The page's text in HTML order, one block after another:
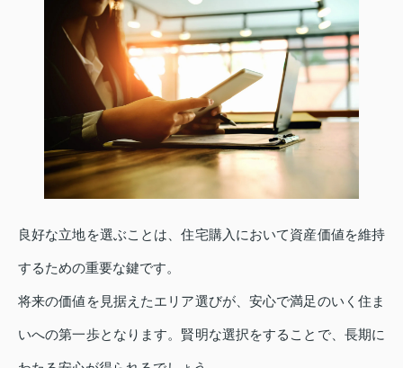
良好な立地を選ぶことは、住宅購入において資産価値を維持
するための重要な鍵です。
将来の価値を見据えたエリア選びが、安心で満足のいく住ま
いへの第一歩となります。賢明な選択をすることで、長期に